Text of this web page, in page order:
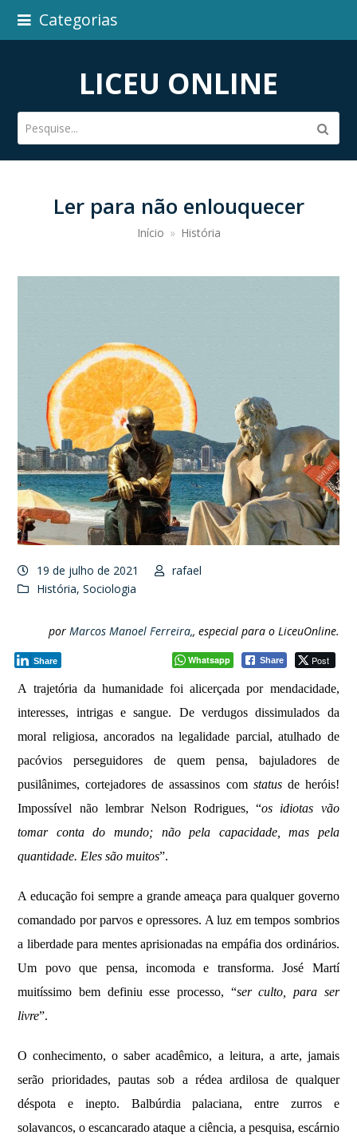
Categorias
LICEU ONLINE
Pesquise...
Ler para não enlouquecer
Início » História
19 de julho de 2021
rafael
História,Sociologia
por Marcos Manoel Ferreira,, especial para o LiceuOnline.
Whatsapp Share Post
Share
A trajetória da humanidade foi alicerçada por mendacidade,
interesses, intrigas e sangue. De verdugos dissimulados da
moral religiosa, ancorados na legalidade parcial, atulhado de
pacóvios perseguidores de quem pensa, bajuladores de
pusilânimes, cortejadores de assassinos com statusde heróis!
Impossível não lembrar Nelson Rodrigues, “os idiotas vão
tomar conta do mundo; não pela capacidade, mas pela
quantidade. Eles são muitos”.
A educação foi sempre a grande ameaça para qualquer governo
comandado por parvos e opressores. A luz em tempos sombrios
a liberdade para mentes aprisionadas na empáfia dos ordinários.
Um povo que pensa, incomoda e transforma. José Martí
muitíssimo bem definiu esse processo, “ser culto, para ser
livre”.
O conhecimento, o saber acadêmico, a leitura, a arte, jamais
serão prioridades, pautas sob a rédea ardilosa de qualquer
déspota e inepto. Balbúrdia palaciana, entre zurros e
solavancos, o escancarado ataque a ciência, a pesquisa, escárnio